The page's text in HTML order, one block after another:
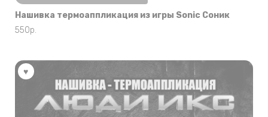
Нашивка термоаппликация из игры Sonic Соник
550р.